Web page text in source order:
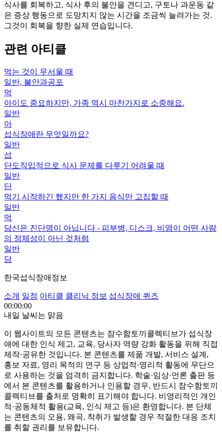
식사를 회복하고, 식사 후의 불안을 견디고, 구토나 과운동 같
은 증상 행동으로 도망치지 않는 시간을 조금씩 늘려가는 것.
그것이 회복을 향한 실제 연습입니다.
관련 아티클
먹는 것이 무서울 때
일반, 불안과공포
먹
아이도 중요하지만, 가족 역시 마찬가지로 소중해요.
일반
아
섭식장애란 무엇일까요?
일반
섭
단도직입적으로 식사 문제를 다루기 어려울 때
일반
단
먹기 시작하긴 했지만 한 가지 음식만 고집할 때
일반
먹
당신은 진단명이 아닙니다 - 피부병, 디스크, 비염이 어떤 사람
의 정체성이 아닌 것처럼
일반
당
한국섭식장애정보
소개 일정 아티클 클리닉 정보 섭식장애 퀴즈
00:00:00
내일 날씨는 맑음
이 웹사이트의 모든 콘텐츠는 잠수함토끼콜렉티브가 섭식장
애에 대한 인식 제고, 교육, 당사자 역량 강화 활동을 위해 직접
제작·공유한 것입니다. 본 콘텐츠를 제품 개발, 서비스 설계,
홍보 자료, 영리 목적의 연구 등 상업적·영리적 활동에 무단으
로 사용하는 것을 엄격히 금지합니다. 학술·임상·언론 출판 등
에서 본 콘텐츠를 활용하거나 인용할 경우, 반드시 잠수함토끼
콜렉티브를 출처로 명확히 표기해야 합니다. 비영리적인 개인
적·공동체적 활용(교육, 인식 제고 등)은 환영합니다. 본 단체
는 콘텐츠의 오용, 왜곡, 착취가 발생할 경우 적절한 대응 조치
를 취할 권리를 보유합니다.